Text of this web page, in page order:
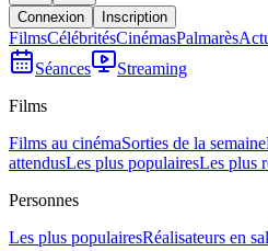
Connexion Inscription
FilmsCélébritésCinémasPalmarès
Séances
Streaming
Films
Films au cinémaSorties de la semaine
attendusLes plus populairesLes plus
Personnes
Les plus populairesRéalisateurs en